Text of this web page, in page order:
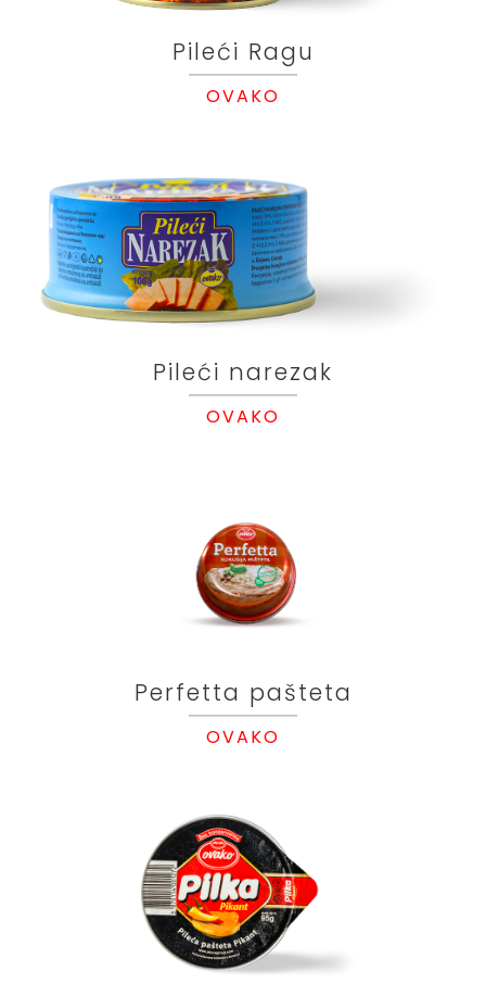
Pileći Ragu
OVAKO
Pileći narezak
OVAKO
Perfetta pašteta
OVAKO